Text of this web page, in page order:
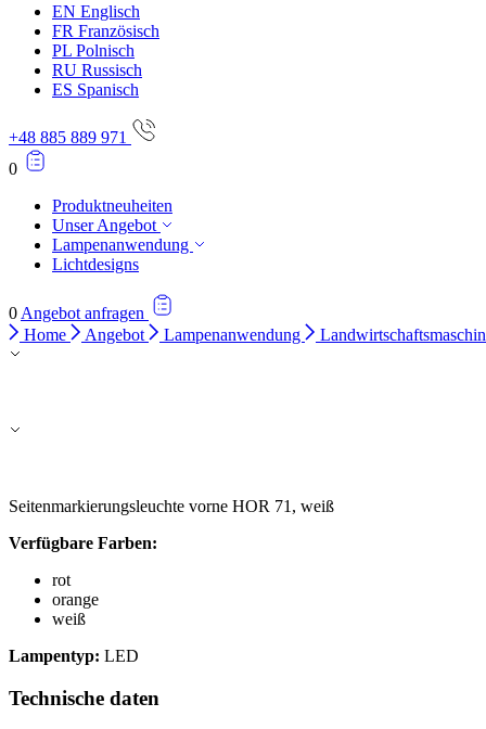
EN Englisch
FR Französisch
PL Polnisch
RU Russisch
ES Spanisch
+48 885 889 971
0
Produktneuheiten
Unser Angebot
Lampenanwendung
Lichtdesigns
0 Angebot anfragen
Home
Angebot Lampenanwendung
Seitenmarkierungsleuchte vorne HOR 71, weiß
Verfügbare Farben:
rot
orange
weiß
Lampentyp: LED
Technische daten